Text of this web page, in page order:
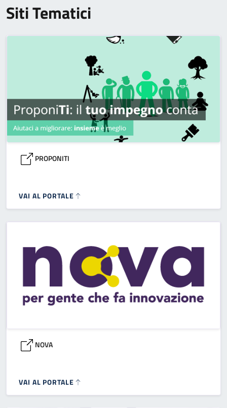
Siti Tematici
PROPONITI
VAI AL PORTALE
NOVA
VAI AL PORTALE